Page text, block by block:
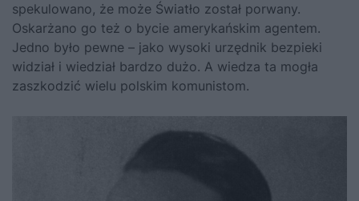
spekulowano, że może Światło został porwany.
Oskarżano go też o bycie amerykańskim agentem.
Jedno było pewne – jako wysoki urzędnik bezpieki
widział i wiedział bardzo dużo. A wiedza ta mogła
zaszkodzić wielu polskim komunistom.